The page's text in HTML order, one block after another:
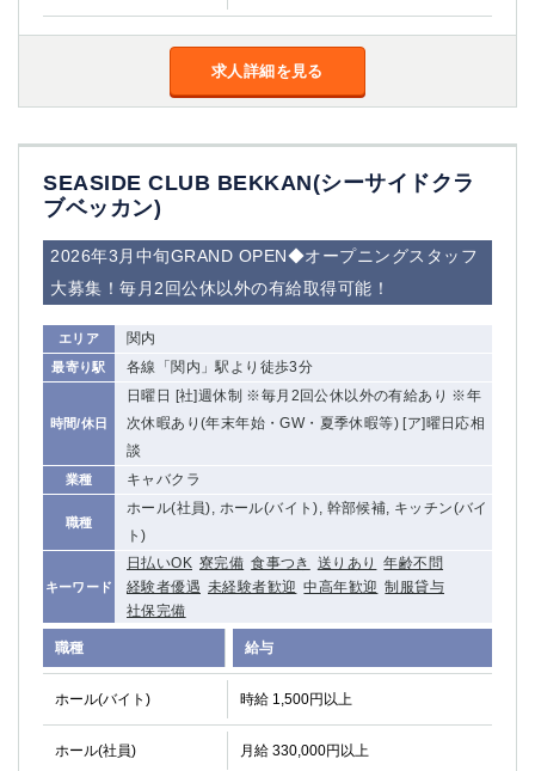
求人詳細を見る
SEASIDE CLUB BEKKAN(シーサイドクラ
ブベッカン)
2026年3月中旬GRAND OPEN◆オープニングスタッフ
大募集！毎月2回公休以外の有給取得可能！
エリア 関内
最寄り駅 各線「関内」駅より徒歩3分
時間/休日
日曜日 [社]週休制 ※毎月2回公休以外の有給あり ※年
次休暇あり(年末年始・GW・夏季休暇等) [ア]曜日応相
談
業種 キャバクラ
職種
ホール(社員), ホール(バイト), 幹部候補, キッチン(バイ
ト)
キーワード
日払いOK 寮完備 食事つき 送りあり
年齢不問
経験者優遇 未経験者歓迎 中高年歓迎 制服貸与
社保完備
職種 給与
ホール(バイト) 時給 1,500円以上
ホール(社員) 月給 330,000円以上
東武宇都宮（宇都宮西口）
茨城県
群馬県
高崎 館林
該当求人 0件